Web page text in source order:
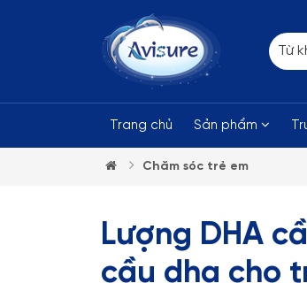
Trang chủ Sản phẩm
Chăm sóc trẻ em
Lượng DHA
cầu dha cho